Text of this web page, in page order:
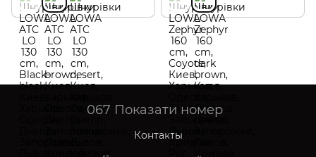
067 Показати номер
Контакты